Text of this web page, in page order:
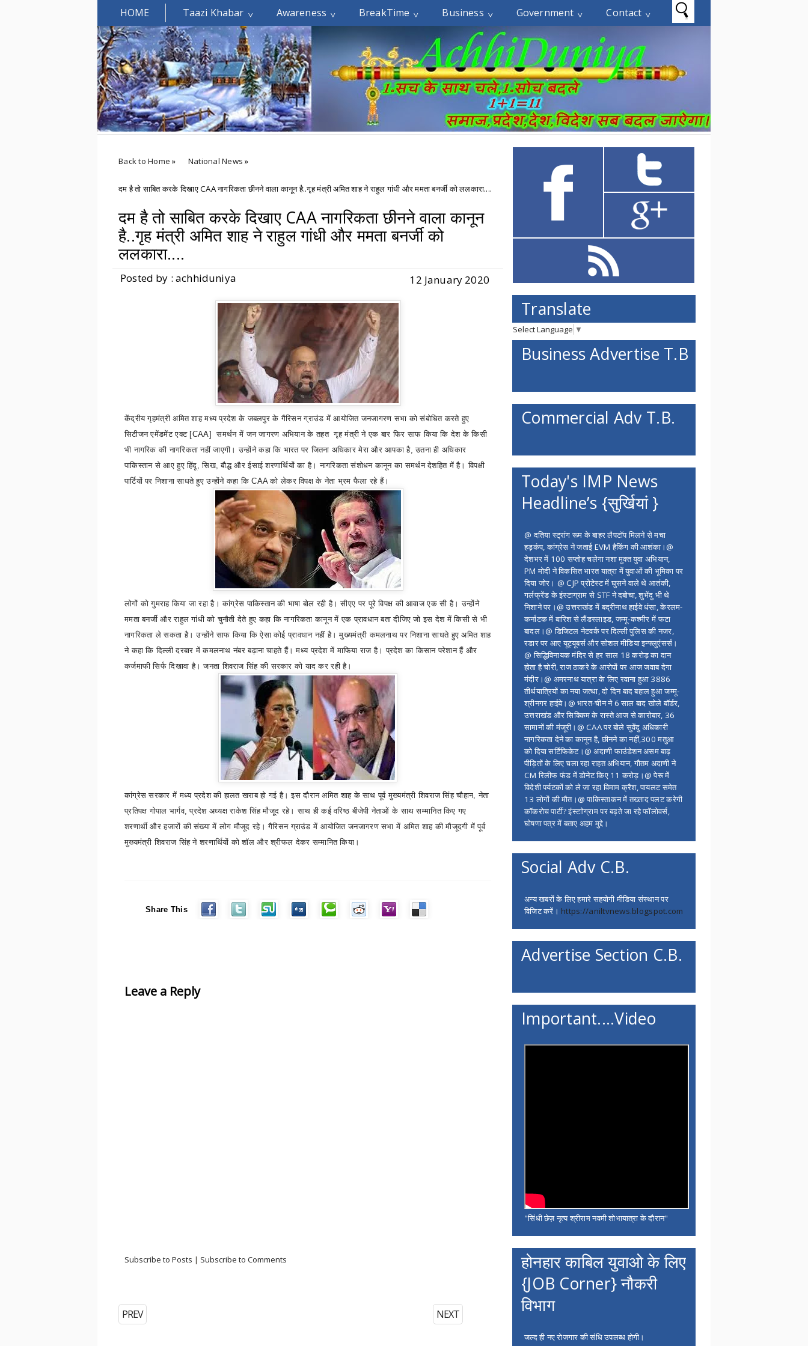
HOME Taazi Khabar Awareness BreakTime Business Government Contact
Welcomes You.....
Back to Home » National News »
दम है तो साबित करके दिखाए CAA नागरिकता छीनने वाला कानून है..गृह मंत्री अमित शाह ने राहुल गांधी और ममता बनर्जी को ललकारा....
दम है तो साबित करके दिखाए CAA नागरिकता छीनने वाला कानून
है..गृह मंत्री अमित शाह ने राहुल गांधी और ममता बनर्जी को
ललकारा....
Posted by : achhiduniya 12 January 2020
केंद्रीय गृहमंत्री अमित शाह मध्य प्रदेश के जबलपुर के गैरिसन ग्राउंड में आयोजित जनजागरण सभा को संबोधित करतेहुए
सिटीजन एमेंडमेंट एक्ट [CAA] समर्थन में जन जागरण अभियान के तहत गृह मंत्री ने एक बार फिर साफ किया कि देश के किसी
भी नागरिक की नागरिकता नहीं जाएगी। उन्होंने कहा कि भारत पर जितना अधिकार मेरा और आपका है,उतना ही अधिकार
पाकिस्तान से आए हुए हिंदू,सिख,बौद्ध और ईसाई शरणार्थियों का है। नागरिकता संशोधन कानून का समर्थन देशहित में है। विपक्षी
पार्टियोंपर निशाना साधते हुए उन्होंने कहा किCAAको लेकर विपक्ष के नेता भ्रम फैला रहे हैं।
लोगों को गुमराह किया जा रहा है। कांग्रेस पाकिस्तान की भाषा बोल रही है। सीएए पर पूरे विपक्ष की आवाज एक सी है। उन्होंने
ममता बनर्जी और राहुल गांधी को चुनौती देते हुए कहा कि नागरिकता कानून में एक प्रावधान बता दीजिए जो इस देश में किसी से भी
नागरिकता ले सकता है। उन्होंने साफ किया कि ऐसा कोई प्रावधान नहीं है। मुख्यमंत्री कमलनाथ पर निशाना साधते हुए अमित शाह
ने कहा कि दिल्ली दरबार में कमलनाथ नंबर बढ़ाना चाहते हैं। मध्य प्रदेश में माफिया राज है। प्रदेश का किसान परेशान हैं और
कर्जमाफी सिर्फ दिखावा है। जनता शिवराज सिंह की सरकार को याद कर रही है।
कांग्रेस सरकार में मध्य प्रदेश की हालत खराब हो गई है। इस दौरान अमित शाह के साथ पूर्व मुख्यमंत्री शिवराज सिंह चौहान,नेता
प्रतिपक्ष गोपाल भार्गव,प्रदेश अध्यक्ष राकेश सिंह मौजूद रहे। साथ ही कई वरिष्ठ बीजेपी नेताओं के साथ सम्मानित किए गए
शरणार्थी और हजारों की संख्या में लोग मौजूद रहे। गैरिसन ग्राउंड में आयोजित जनजागरण सभा में अमित शाह की मौजूदगी में पूर्व
मुख्यमंत्री शिवराज सिंह ने शरणार्थियों को शॉल और श्रीफल देकर सम्मानित किया।
Share This
Leave a Reply
Subscribe to Posts | Subscribe to Comments
NEXT
PREV
Translate
Select Language ▼
Business Advertise T.B
Commercial Adv T.B.
Today's IMP News
Headline’s {सुर्खियां }
@ दतिया स्ट्रांग रूम के बाहर लैपटॉप मिलने से मचा
हड़कंप, कांग्रेस ने जताई EVM हैकिंग की आशंका।@
देशभर में 100 सप्ताेह चलेगा नशा मुक्त युवा अभियान,
PM मोदी ने विकसित भारत यात्रा में युवाओं की भूमिका पर
दिया जोर। @ CJP प्रोटेस्ट में घुसने वाले थे आतंकी,
गर्लफ्रेंड के इंस्टाग्राम से STF ने दबोचा, शुभेंदु भी थे
निशाने पर।@ उत्तराखंड में बद्रीनाथ हाईवे धंसा, केरलम-
कर्नाटक में बारिश से लैंडस्लाइड, जम्मू-कश्मीर में फटा
बादल।@ डिजिटल नेटवर्क पर दिल्ली पुलिस की नजर,
रडार पर आए यूट्यूबर्स और सोशल मीडिया इन्फ्लुएंसर्स।
@ सिद्धिविनायक मंदिर से हर साल 18 करोड़ का दान
होता है चोरी, राज ठाकरे के आरोपों पर आज जवाब देगा
मंदीर।@ अमरनाथ यात्रा के लिए रवाना हुआ 3886
तीर्थयात्रियों का नया जत्था, दो दिन बाद बहाल हुआ जम्मू-
श्रीनगर हाईवे।@ भारत-चीन ने 6 साल बाद खोले बॉर्डर,
उत्तराखंड और सिक्किम के रास्ते आज से कारोबार, 36
सामानों की मंजूरी।@ CAA पर बोले सुवेंदु अधिकारी
नागरिकता देने का कानून है, छीनने का नहीं,300 मतुआ
को दिया सर्टिफिकेट।@ अदाणी फाउंडेशन असम बाढ़
पीड़ितों के लिए चला रहा राहत अभियान, गौतम अदाणी ने
CM रिलीफ फंड में डोनेट किए 11 करोड़।@ पेरू में
विदेशी पर्यटकों को ले जा रहा विमाम क्रैश, पायलट समेत
13 लोगों की मौत।@ पाकिस्ताकन में तख्ताद पलट करेगी
कॉकरोच पार्टी? इंस्टाोग्राम पर बढ़ते जा रहे फॉलोवर्स,
घोषणा पत्र में बताए अहम मुद्दे।
Social Adv C.B.
अन्य खबरों के लिए हमारे सहयोगी मीडिया संस्थान पर
विजिट करें। https://aniltvnews.blogspot.com
Advertise Section C.B.
Important....Video
"सिंधी छेज़ नृत्य श्रीराम नवमी शोभायात्रा के दौरान"
होनहार काबिल युवाओ के लिए
{JOB Corner} नौकरी
विभाग
जल्द ही नए रोजगार की संधि उपलब्ध होगी।